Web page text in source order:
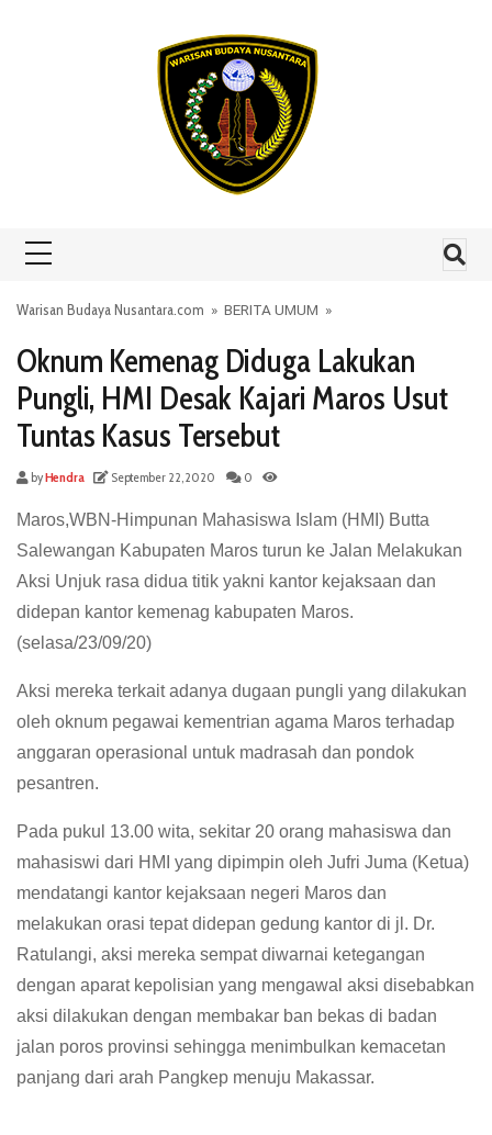
Warisan Budaya Nusantara.com » BERITA UMUM »
Oknum Kemenag Diduga Lakukan
Pungli, HMI Desak Kajari Maros Usut
Tuntas Kasus Tersebut
byHendra September 22, 2020 0
Maros,WBN-Himpunan Mahasiswa Islam (HMI) Butta
Salewangan Kabupaten Maros turun ke Jalan Melakukan
Aksi Unjuk rasa didua titik yakni kantor kejaksaan dan
didepan kantor kemenag kabupaten Maros.
(selasa/23/09/20)
Aksi mereka terkait adanya dugaan pungli yang dilakukan
oleh oknum pegawai kementrian agama Maros terhadap
anggaran operasional untuk madrasah dan pondok
pesantren.
Pada pukul 13.00 wita, sekitar 20 orang mahasiswa dan
mahasiswi dari HMI yang dipimpin oleh Jufri Juma (Ketua)
mendatangi kantor kejaksaan negeri Maros dan
melakukan orasi tepat didepan gedung kantor di jl. Dr.
Ratulangi, aksi mereka sempat diwarnai ketegangan
dengan aparat kepolisian yang mengawal aksi disebabkan
aksi dilakukan dengan membakar ban bekas di badan
jalan poros provinsi sehingga menimbulkan kemacetan
panjang dari arah Pangkep menuju Makassar.